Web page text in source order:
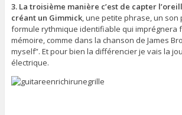
3. La troisième manière c’est de capter
créant un Gimmick, une petite phrase, un son
formule rythmique identifiable qui imprégnera
mémoire, comme dans la chanson de James
myself”. Et pour bien la différencier je vais la
électrique.